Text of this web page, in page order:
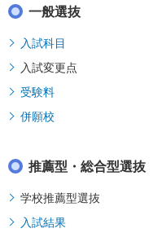
一般選抜
入試科目
入試変更点
受験料
併願校
推薦型・総合型選抜
学校推薦型選抜
入試結果